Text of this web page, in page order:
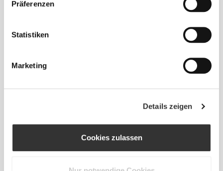
Präferenzen
Statistiken
Marketing
Details zeigen
Cookies zulassen
entspannte Passform für einen lässigen Look.
EMPFOHLENE GRÖSSE BASIEREND AUF D
EINEN KÖRPERMASSEN